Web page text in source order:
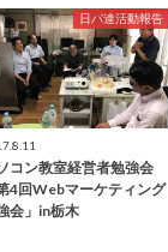
日パ連活動報告
コン教室経営者勉強会
第4回Webマーケティング
会」in栃木